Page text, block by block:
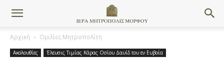
Αρχική Ομιλίες Μητροπολίτη
Ακολουθίες Έλευσις Τιμίας Κάρας Οσίου Δαυίδ του εν Ευβοία